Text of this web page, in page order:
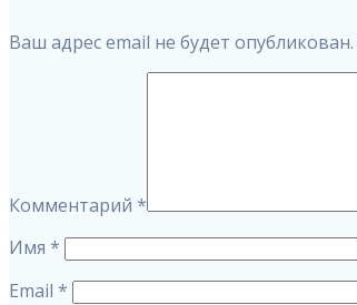
Ваш адрес email не будет опубликован.
Комментарий *
Имя *
Email *